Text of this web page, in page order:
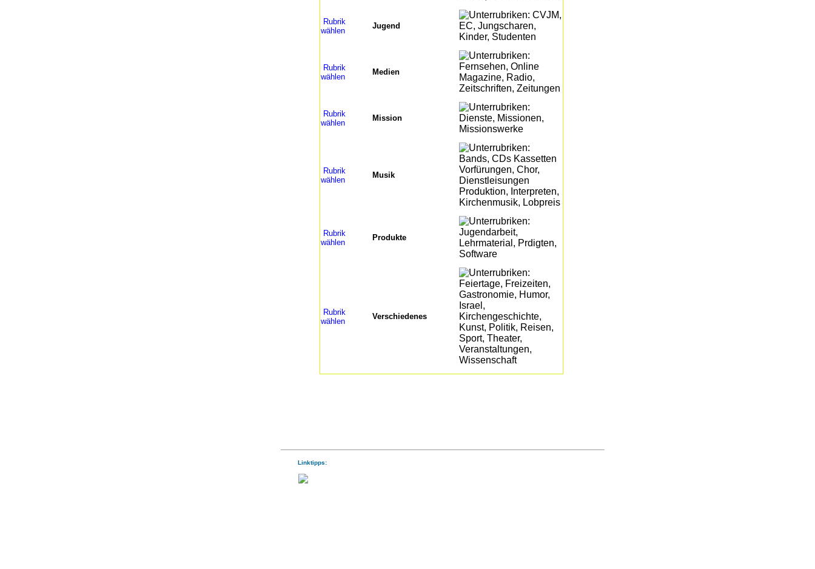
Rubrik
wählen
Jugend
Rubrik
wählen
Medien
Rubrik
wählen
Mission
Rubrik
wählen
Musik
Rubrik
wählen
Produkte
Rubrik
wählen
Verschiedenes
Linktipps: